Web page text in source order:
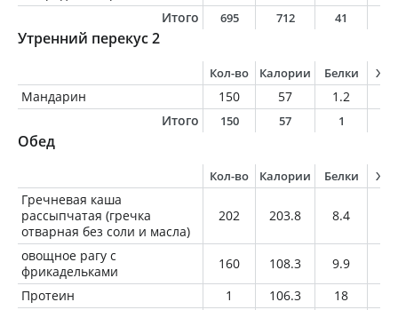
Итого
695 712 41
Утренний перекус 2
Кол-во Калории Белки
Мандарин 150 57 1.2
Итого
150 57 1
Обед
Кол-во Калории Белки
Гречневая каша
рассыпчатая (гречка
отварная без соли и масла)
202 203.8 8.4
овощное рагу с
фрикадельками
160 108.3 9.9
Протеин
1 106.3 18